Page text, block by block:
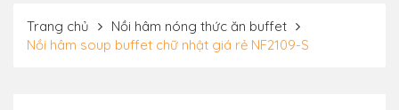
Trang chủ
Nồi hâm nóng thức ăn buffet
Nồi hâm soup buffet chữ nhật giá rẻ NF2109-S